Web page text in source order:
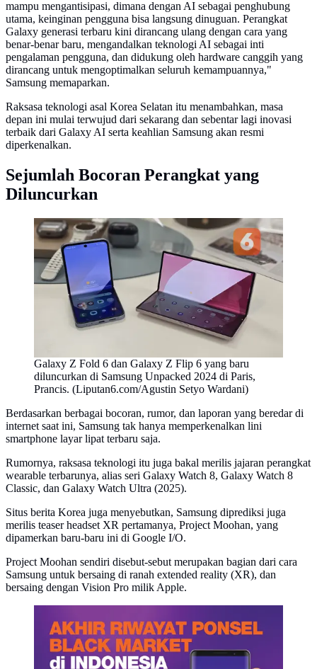
mampu mengantisipasi, dimana dengan AI sebagai penghubung
utama, keinginan pengguna bisa langsung dinuguan. Perangkat
Galaxy generasi terbaru kini dirancang ulang dengan cara yang
benar-benar baru, mengandalkan teknologi AI sebagai inti
pengalaman pengguna, dan didukung oleh hardware canggih yang
dirancang untuk mengoptimalkan seluruh kemampuannya,"
Samsung memaparkan.
Raksasa teknologi asal Korea Selatan itu menambahkan, masa
depan ini mulai terwujud dari sekarang dan sebentar lagi inovasi
terbaik dari Galaxy AI serta keahlian Samsung akan resmi
diperkenalkan.
Sejumlah Bocoran Perangkat yang
Diluncurkan
Galaxy Z Fold 6 dan Galaxy Z Flip 6 yang baru
diluncurkan di Samsung Unpacked 2024 di Paris,
Prancis. (Liputan6.com/Agustin Setyo Wardani)
Berdasarkan berbagai bocoran, rumor, dan laporan yang beredar di
internet saat ini, Samsung tak hanya memperkenalkan lini
smartphone layar lipat terbaru saja.
Rumornya, raksasa teknologi itu juga bakal merilis jajaran perangkat
wearable terbarunya, alias seri Galaxy Watch 8, Galaxy Watch 8
Classic, dan Galaxy Watch Ultra (2025).
Situs berita Korea juga menyebutkan, Samsung diprediksi juga
merilis teaser headset XR pertamanya, Project Moohan, yang
dipamerkan baru-baru ini di Google I/O.
Project Moohan sendiri disebut-sebut merupakan bagian dari cara
Samsung untuk bersaing di ranah extended reality (XR), dan
bersaing dengan Vision Pro milik Apple.